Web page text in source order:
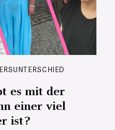
es mit der
einer viel
ist?